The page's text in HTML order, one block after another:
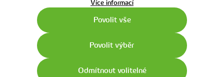
Více informacío
Povolit vše
Povolit výběr
Odmítnout volitelné Online
Video
Zavolat